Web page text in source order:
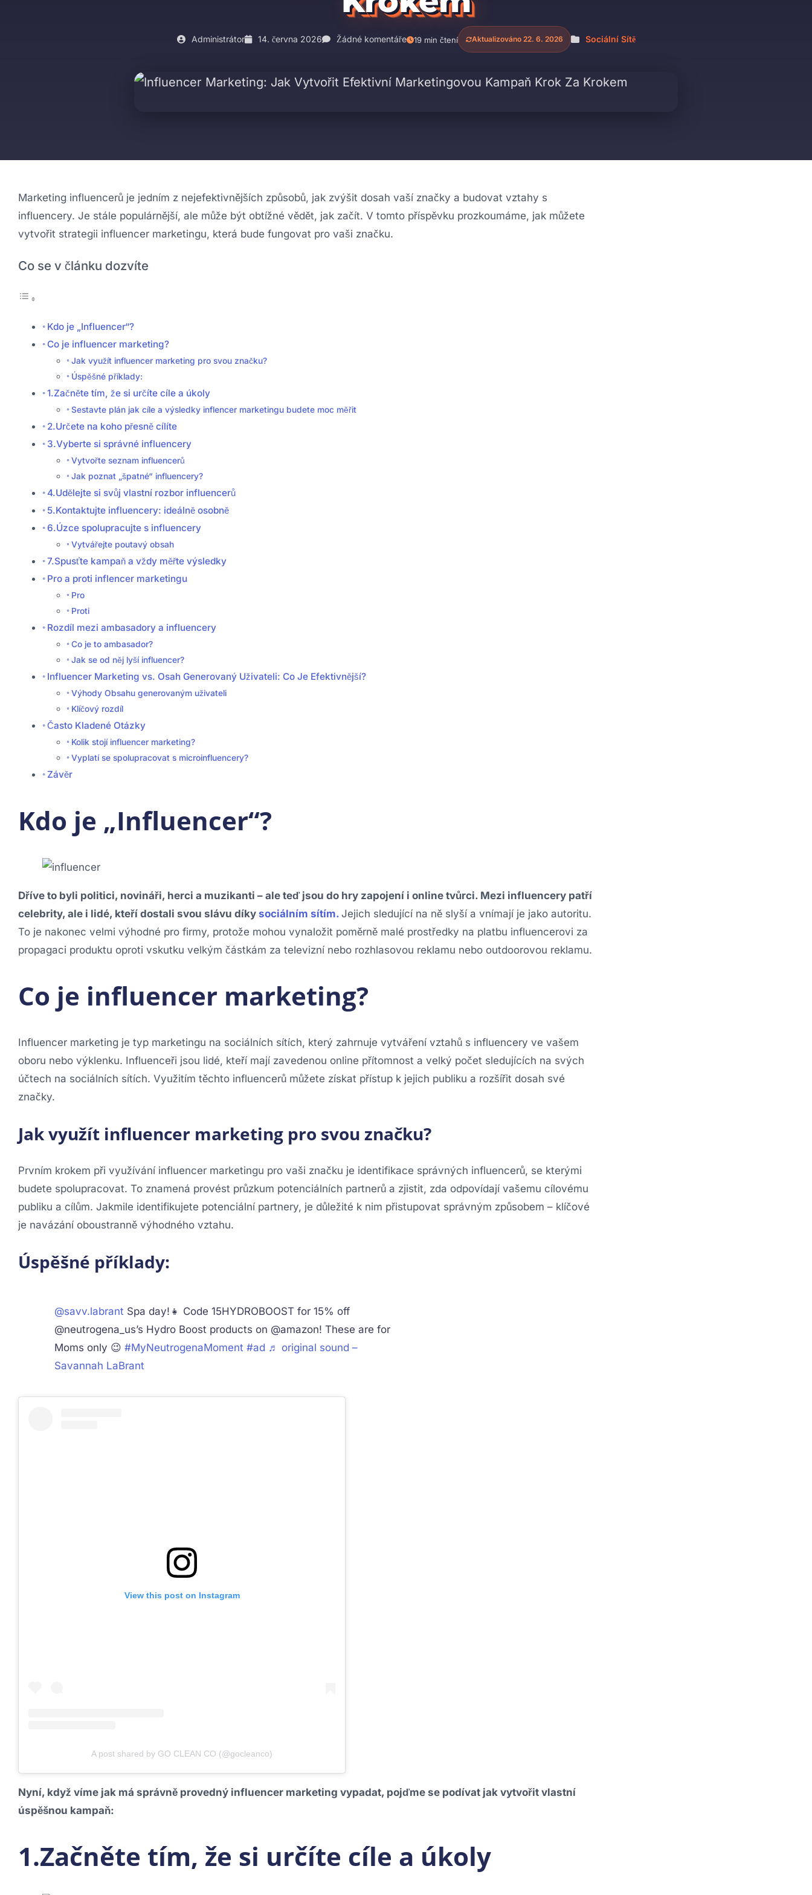
Administrátor 14. června 2026 Žádné komentáře 19 min čtení Aktualizováno 22. 6. 2026 Sociální Sítě
Marketing influencerů je jedním z nejefektivnějších způsobů, jak zvýšit dosah vaší značky a budovat vztahy s
influencery. Je stále populárnější, ale může být obtížné vědět, jak začít. V tomto příspěvku prozkoumáme, jak můžete
vytvořit strategii influencer marketingu, která bude fungovat pro vaši značku.
Co se v článku dozvíte
Kdo je „Influencer“?
Co je influencer marketing?
Jak využít influencer marketing pro svou značku?
Úspěšné příklady:
1.Začněte tím, že si určíte cíle a úkoly
Sestavte plán jak cíle a výsledky inflencer marketingu budete moc měřit
2.Určete na koho přesně cílíte
3.Vyberte si správné influencery
Vytvořte seznam influencerů
Jak poznat „špatné“ influencery?
4.Udělejte si svůj vlastní rozbor influencerů
5.Kontaktujte influencery: ideálně osobně
6.Úzce spolupracujte s influencery
Vytvářejte poutavý obsah
7.Spusťte kampaň a vždy měřte výsledky
Pro a proti inflencer marketingu
Pro
Proti
Rozdíl mezi ambasadory a influencery
Co je to ambasador?
Jak se od něj lyší influencer?
Influencer Marketing vs. Osah Generovaný Uživateli: Co Je Efektivnější?
Výhody Obsahu generovaným uživateli
Klíčový rozdíl
Často Kladené Otázky
Kolik stojí influencer marketing?
Vyplatí se spolupracovat s microinfluencery?
Závěr
Kdo je „Influencer“?
Dříve to byli politici, novináři, herci a muzikanti – ale teď jsou do hry zapojení i online tvůrci. Mezi influencery patří
celebrity, ale i lidé, kteří dostali svou slávu díky sociálním sítím. Jejich sledující na ně slyší a vnímají je jako autoritu.
To je nakonec velmi výhodné pro firmy, protože mohou vynaložit poměrně malé prostředky na platbu influencerovi za
propagaci produktu oproti vskutku velkým částkám za televizní nebo rozhlasovou reklamu nebo outdoorovou reklamu.
Co je influencer marketing?
Influencer marketing je typ marketingu na sociálních sítích, který zahrnuje vytváření vztahů s influencery ve vašem
oboru nebo výklenku. Influenceři jsou lidé, kteří mají zavedenou online přítomnost a velký počet sledujících na svých
účtech na sociálních sítích. Využitím těchto influencerů můžete získat přístup k jejich publiku a rozšířit dosah své
značky.
Jak využít influencer marketing pro svou značku?
Prvním krokem při využívání influencer marketingu pro vaši značku je identifikace správných influencerů, se kterými
budete spolupracovat. To znamená provést průzkum potenciálních partnerů a zjistit, zda odpovídají vašemu cílovému
publiku a cílům. Jakmile identifikujete potenciální partnery, je důležité k nim přistupovat správným způsobem – klíčové
je navázání oboustranně výhodného vztahu.
Úspěšné příklady:
@savv.labrant Spa day!👧 Code 15HYDROBOOST for 15% off
@neutrogena_us’s Hydro Boost products on @amazon! These are for
Moms only 😉#MyNeutrogenaMoment #ad ♬ original sound –
Savannah LaBrant
View this post on Instagram
A post shared by GO CLEAN CO (@gocleanco)
Nyní, když víme jak má správně provedný influencer marketing vypadat, pojďme se podívat jak vytvořit vlastní
úspěšnou kampaň:
1.Začněte tím, že si určíte cíle a úkoly